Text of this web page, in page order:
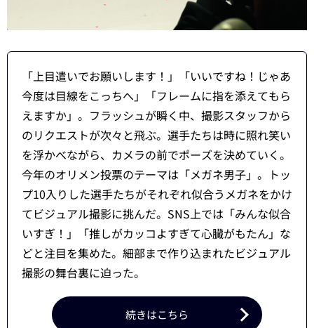
「上目遣いでお願いします！」「いいですね！じゃあ
今度は目線をこっちへ」「フレームに指を添えてもら
えますか」。フラッシュが瞬く中、撮影スタッフから
のリクエストが次々と飛ぶ。選手たちは時に照れ笑い
を浮かべながら、カメラの前でポーズを決めていく。
今年のオリメン投票のテーマは「メガネ男子」。トッ
プ10入りした選手たちがそれぞれ似合うメガネをかけ
てビジュアル撮影に挑んだ。SNS上では「みんな似合
いすぎ！」「推しがカッコよすぎて心臓がもたん」な
どと注目を集めた。細部まで作り込まれたビジュアル
撮影の舞台裏に迫った。
続きはこちら